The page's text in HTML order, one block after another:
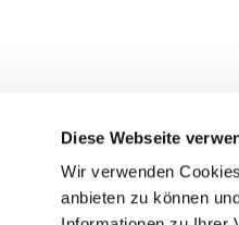
Diese Webseite
Wir verwenden
anbieten zu können